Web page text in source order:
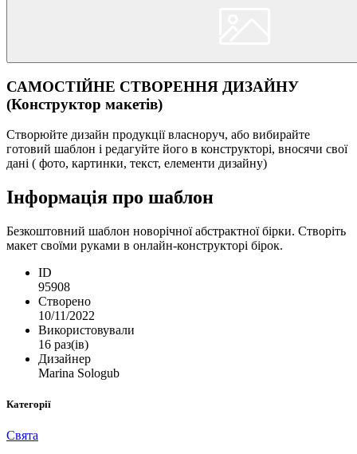
САМОСТІЙНЕ СТВОРЕННЯ ДИЗАЙНУ
(Конструктор макетів)
Створюйте дизайн продукції власноруч, або вибирайте
готовий шаблон і редагуйте його в конструкторі, вносячи свої
дані ( фото, картинки, текст, елементи дизайну)
Інформація про шаблон
Безкоштовний шаблон новорічної абстрактної бірки. Створіть
макет своїми руками в онлайн-конструкторі бірок.
ID
95908
Створено
10/11/2022
Використовували
16 раз(ів)
Дизайнер
Marina Sologub
Категорії
Свята